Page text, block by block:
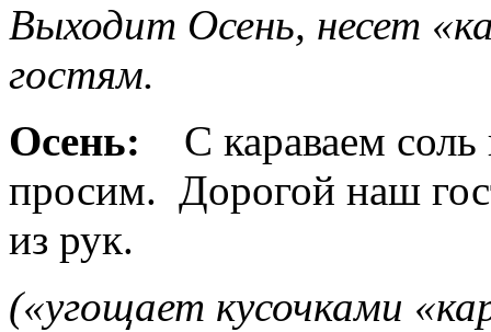
Выходит Осень, несет
гостям.
Осень: С караваем соль
просим. Дорогой наш
из рук.
(«угощает кусочками